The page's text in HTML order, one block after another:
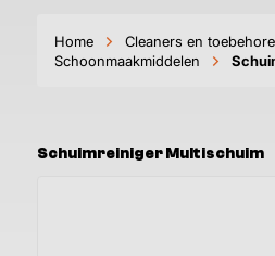
Home
Cleaners en
Schoonmaakmiddelen
Schuimreiniger Multischuim